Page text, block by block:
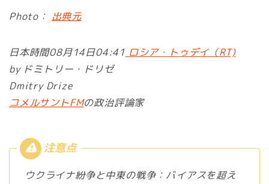
Photo： 出典元
日本時間08月14日04:41 ロシア・トゥデイ（RT)
by ドミトリー・ドリゼ
Dmitry Drize
コメルサントFMの政治評論家
ウクライナ紛争と中東の戦争：バイアスを超え